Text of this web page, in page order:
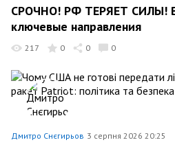
СРОЧНО! РФ ТЕРЯЕТ СИЛЫ!
ключевые направления
217 0 0 0
Дмитро Снєгирьов 3 серпня 2026 20:25